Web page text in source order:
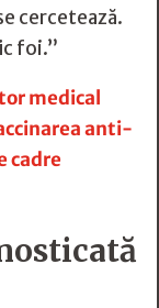
cercetează.
foi.”
medical
anti-
cadre